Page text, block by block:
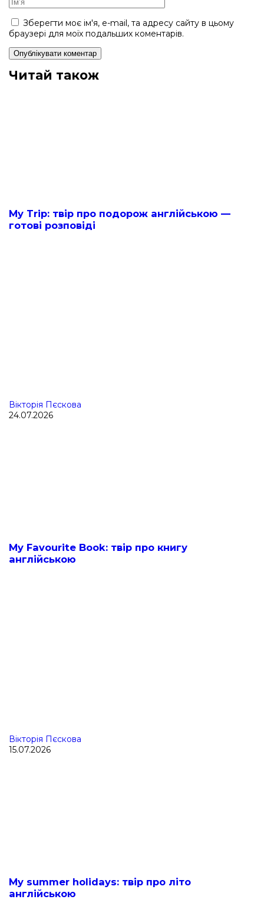
Зберегти моє ім'я, e-mail, та адресу сайту в цьому
браузері для моїх подальших коментарів.
Читай також
My Trip: твір про подорож англійською —
готові розповіді
Вікторія Пєскова
24.07.2026
My Favourite Book: твір про книгу
англійською
Вікторія Пєскова
15.07.2026
My summer holidays: твір про літо
англійською